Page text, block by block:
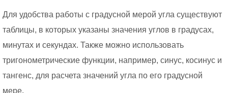
Для удобства работы с градусной мерой угла существуют
таблицы, в которых указаны значения углов в градусах,
минутах и секундах. Также можно использовать
тригонометрические функции, например, синус, косинус и
тангенс, для расчета значений угла по его градусной
мере.